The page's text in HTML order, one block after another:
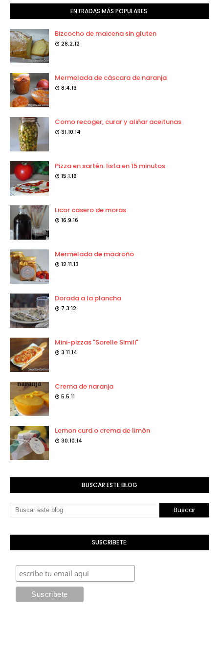
ENTRADAS MÁS POPULARES:
Bizcocho de maicena sin gluten
28.2.12
Mermelada de cáscara de naranja
8.4.13
Como recoger, curar y aliñar aceitunas
31.10.14
Pizza en sartén: lista en 15 minutos
15.1.16
Licor casero de moras
16.9.16
Mermelada de madroño
12.11.13
Dorada a la plancha
7.3.12
Mini-pizzas "Sorelle Simili"
3.11.14
Crema de naranja
5.5.11
Lemon curd o crema de limón
30.10.14
BUSCAR ESTE BLOG
SUSCRIBETE: